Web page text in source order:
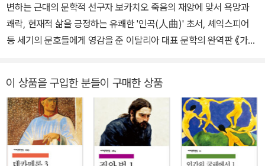
한 페트라르카를 만나 이후 죽을 때까지 깊은 교류를 나누었다. 그 후
노령과 빈곤, 질병에 시달린 나머지 고향으로 돌아가 지내던 중 1374
년 페트라르카의 죽음에 큰 충격을 받았으며 그로부터 얼마 뒤 생애
지평: 문학의 보편성과 한국문학》, 《열림의 이론과 실제》, 《지중해
학》, 《사랑의 지성: 단테의 세계, 언어, 얼굴》, 《단테가 읽어주는 ‘신
곡’》 , 《단테: 궁극의 구원을 향한 여행》, 《단테 ‘신곡’ 연구》, 《단테를
《보이지 않는 도시들》, 《아방가르드 예술론》, 《대중 문학론》, 《연기
인간》, 《꿈의 꿈》, 《레퀴엠》, 《인도야상곡》 등을 옮겼다. 단테의 모든
글을 새로 번역하고 깊고 너른 주해를 붙인 ‘단테 전집’을 준비하고 있
다.
변하는 근대의 문학적 선구자 보카치오 죽음의 재앙에 맞서 욕망과
쾌락, 현재적 삶을 긍정하는 유쾌한 '인곡(人曲)' 초서, 셰익스피어
등 세기의 문호들에게 영감을 준 이탈리아 대표 문학의 완역판 《가디
니 보카치오의 『데카메론』(전 3권)이 민음사 세계문학전집 290, 29
1, 292번으로 출간되었다. 보카치오는 중세에서 근대로 옮겨 가는 과
도기의 급격한 변화들을 온몸으로 겪어 냈으며, 당시 전 유럽을 휩쓴
페스트의 참상을 직접 목격했다. 이를 통해 혼돈과 불안 속에서 절대
적인 도덕과 신성함이 무너진 현실을 직시하고, 모든 인간이 자유롭
이 상품을 구입한 분들이 구매한 상품